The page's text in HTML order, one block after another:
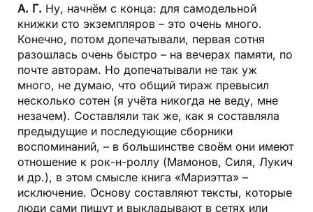
А. Г. Ну, начнём с конца: для самодельной
книжки сто экземпляров – это очень много.
Конечно, потом допечатывали, первая сотня
разошлась очень быстро – на вечерах памяти, по
почте авторам. Но допечатывали не так уж
много, не думаю, что общий тираж превысил
несколько сотен (я учёта никогда не веду, мне
незачем). Составляли так же, как я составляла
предыдущие и последующие сборники
воспоминаний, – в большинстве своём они имеют
отношение к рок-н-роллу (Мамонов, Силя, Лукич
и др.), в этом смысле книга «Мариэтта» –
исключение. Основу составляют тексты, которые
люди сами пишут и выкладывают в сетях или